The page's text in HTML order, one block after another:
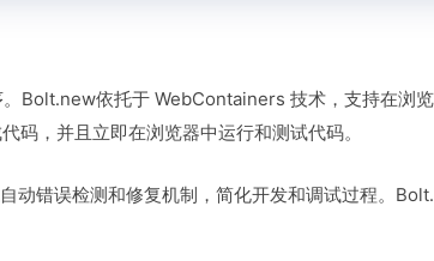
Bolt․new依托于 WebContainers 技术，支持在浏
码，并且立即在浏览器中运行和测试代码。
错误检测和修复机制，简化开发和调试过程。